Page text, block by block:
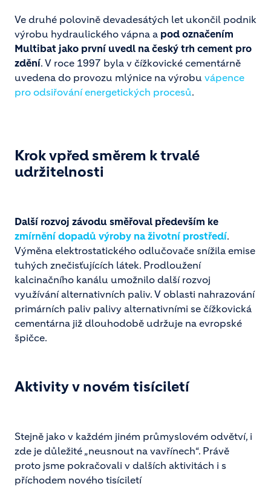
Ve druhé polovině devadesátých let ukončil podnik
výrobu hydraulického vápna a pod označením
Multibat jako první uvedl na český trh cement pro
zdění. V roce 1997 byla v čížkovické cementárně
uvedena do provozu mlýnice na výrobu vápence
pro odsiřování energetických procesů.
Krok vpřed směrem k trvalé
udržitelnosti
Další rozvoj závodu směřoval především ke
zmírnění dopadů výroby na životní prostředí.
Výměna elektrostatického odlučovače snížila emise
tuhých znečisťujících látek. Prodloužení
kalcinačního kanálu umožnilo další rozvoj
využívání alternativních paliv. V oblasti nahrazování
primárních paliv palivy alternativními se čížkovická
cementárna již dlouhodobě udržuje na evropské
špičce.
Aktivity v novém tisíciletí
Stejně jako v každém jiném průmyslovém odvětví, i
zde je důležité „neusnout na vavřínech“. Právě
proto jsme pokračovali v dalších aktivitách i s
příchodem nového tisíciletí